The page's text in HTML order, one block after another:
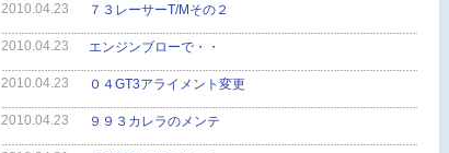
2010.04.23 ７３レーサーT/Mその２
2010.04.23 エンジンブローで・・
2010.04.23 ０４GT3アライメント変更
2010.04.23 ９９３カレラのメンテ